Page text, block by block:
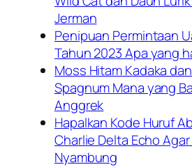
Jerman
Penipuan Permintaan
Tahun 2023 Apa yang
Moss Hitam Kadaka
Spagnum Mana yang
Anggrek
Hapalkan Kode Huruf
Charlie Delta Echo
Nyambung